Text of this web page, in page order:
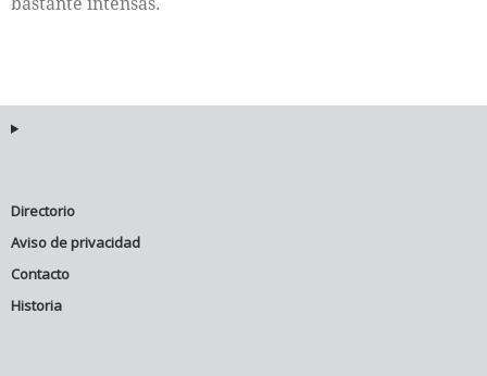
Directorio
Aviso de privacidad
Contacto
Historia